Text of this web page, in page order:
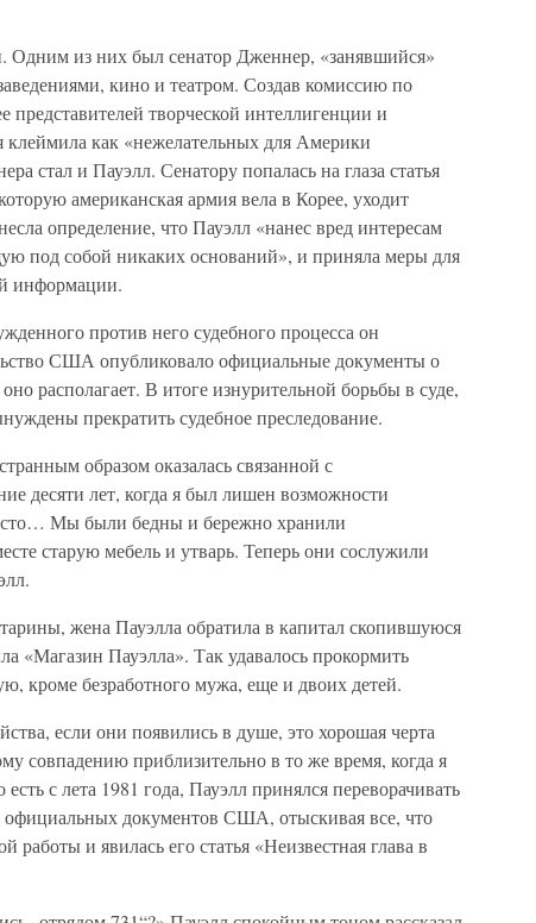
Одним из них был сенатор Дженнер, «занявшийся»
кино и театром. Создав комиссию по
представителей творческой интеллигенции и
клеймила как «нежелательных для Америки
стал и Пауэлл. Сенатору попалась на глаза статья
американская армия вела в Корее, уходит
определение, что Пауэлл «нанес вред интересам
под собой никаких оснований», и приняла меры для
информации.
против него судебного процесса он
США опубликовало официальные документы о
располагает. В итоге изнурительной борьбы в суде,
прекратить судебное преследование.
образом оказалась связанной с
десяти лет, когда я был лишен возможности
Мы были бедны и бережно хранили
старую мебель и утварь. Теперь они сослужили
жена Пауэлла обратила в капитал скопившуюся
«Магазин Пауэлла». Так удавалось прокормить
кроме безработного мужа, еще и двоих детей.
если они появились в душе, это хорошая черта
совпадению приблизительно в то же время, когда я
с лета 1981 года, Пауэлл принялся переворачивать
официальных документов США, отыскивая все, что
работы и явилась его статья «Неизвестная глава в